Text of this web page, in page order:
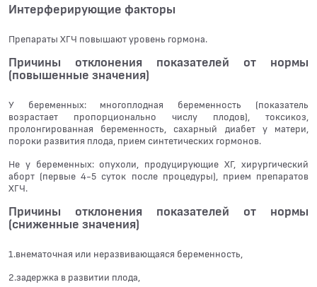
Интерферирующие факторы
Препараты ХГЧ повышают уровень гормона.
Причины отклонения показателей от нормы
(повышенные значения)
У беременных: многоплодная беременность (показатель
возрастает пропорционально числу плодов), токсикоз,
пролонгированная беременность, сахарный диабет у матери,
пороки развития плода, прием синтетических гормонов.
Не у беременных: опухоли, продуцирующие ХГ, хирургический
аборт (первые 4-5 суток после процедуры), прием препаратов
ХГЧ.
Причины отклонения показателей от нормы
(сниженные значения)
1.внематочная или неразвивающаяся беременность,
2.задержка в развитии плода,